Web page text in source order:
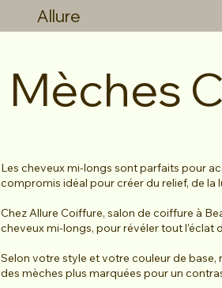
Allure
Mèches
Les cheveux mi-longs sont parfaits pour
compromis idéal pour créer du relief, de la
Chez Allure Coiffure, salon de coiffure à
cheveux mi-longs, pour révéler tout l’éclat
Selon votre style et votre couleur de base,
des mèches plus marquées pour un